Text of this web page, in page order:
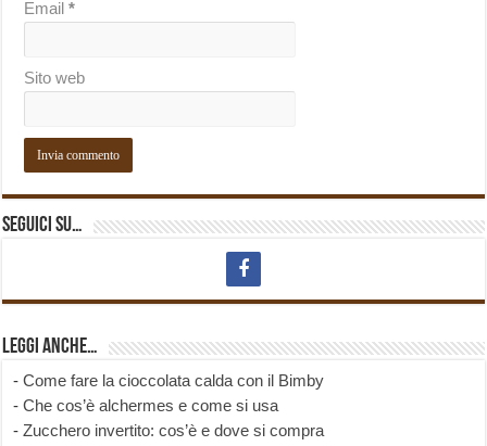
Email*
Sito web
Seguici su…
Leggi anche…
-Come fare la cioccolata calda con il Bimby
-Che cos’è alchermes e come si usa
-Zucchero invertito: cos’è e dove si compra